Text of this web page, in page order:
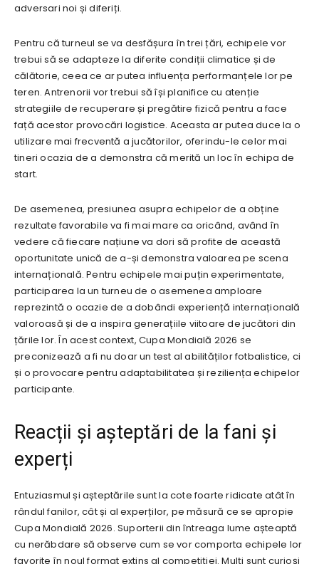
adversari noi și diferiți.
Pentru că turneul se va desfășura în trei țări, echipele vor
trebui să se adapteze la diferite condiții climatice și de
călătorie, ceea ce ar putea influența performanțele lor pe
teren. Antrenorii vor trebui să își planifice cu atenție
strategiile de recuperare și pregătire fizică pentru a face
față acestor provocări logistice. Aceasta ar putea duce la o
utilizare mai frecventă a jucătorilor, oferindu-le celor mai
tineri ocazia de a demonstra că merită un loc în echipa de
start.
De asemenea, presiunea asupra echipelor de a obține
rezultate favorabile va fi mai mare ca oricând, având în
vedere că fiecare națiune va dori să profite de această
oportunitate unică de a-și demonstra valoarea pe scena
internațională. Pentru echipele mai puțin experimentate,
participarea la un turneu de o asemenea amploare
reprezintă o ocazie de a dobândi experiență internațională
valoroasă și de a inspira generațiile viitoare de jucători din
țările lor. În acest context, Cupa Mondială 2026 se
preconizează a fi nu doar un test al abilităților fotbalistice, ci
și o provocare pentru adaptabilitatea și reziliența echipelor
participante.
Reacții și așteptări de la fani și
experți
Entuziasmul și așteptările sunt la cote foarte ridicate atât în
rândul fanilor, cât și al experților, pe măsură ce se apropie
Cupa Mondială 2026. Suporterii din întreaga lume așteaptă
cu nerăbdare să observe cum se vor comporta echipele lor
favorite în noul format extins al competiției. Mulți sunt curioși